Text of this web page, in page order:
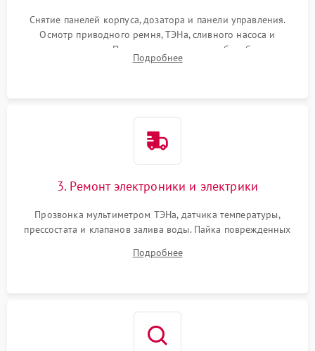
Снятие панелей корпуса, дозатора и панели управления.
Осмотр приводного ремня, ТЭНа, сливного насоса и
амортизаторов. Проверка подшипников барабана и
крестовины на износ, а манжеты люка на разрывы.
Подробнее
3. Ремонт электроники и электрики
Прозвонка мультиметром ТЭНа, датчика температуры,
прессостата и клапанов залива воды. Пайка поврежденных
Восстановление целостности проводки и контактов.
Подробнее